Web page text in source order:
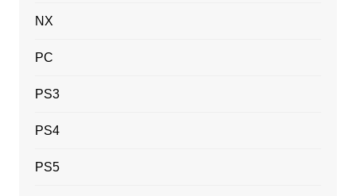
NX
PC
PS3
PS4
PS5